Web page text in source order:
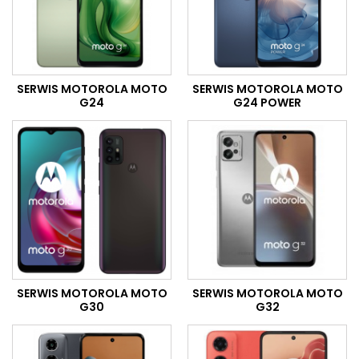
SERWIS MOTOROLA MOTO
G24
SERWIS MOTOROLA MOTO
G24 POWER
SERWIS MOTOROLA MOTO
G30
SERWIS MOTOROLA MOTO
G32